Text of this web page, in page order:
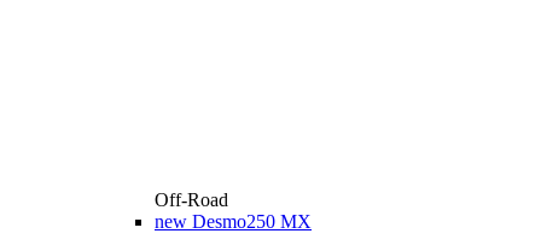
Off-Road
new Desmo250 MX